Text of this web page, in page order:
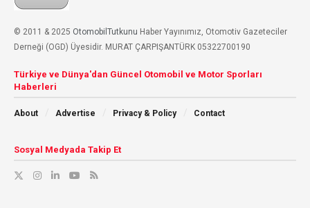
© 2011 & 2025 OtomobilTutkunu Haber Yayınımız, Otomotiv Gazeteciler
Derneği (OGD) Üyesidir. MURAT ÇARPIŞANTÜRK 05322700190
Türkiye ve Dünya'dan Güncel Otomobil ve Motor Sporları
Haberleri
About Advertise Privacy & Policy Contact
Sosyal Medyada Takip Et